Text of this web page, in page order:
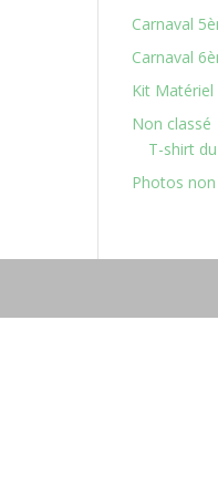
Carnaval
Carnaval
Kit Matériel
Non classé
T-shirt
Photos